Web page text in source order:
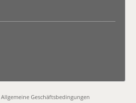
Allgemeine Geschäftsbedingungen